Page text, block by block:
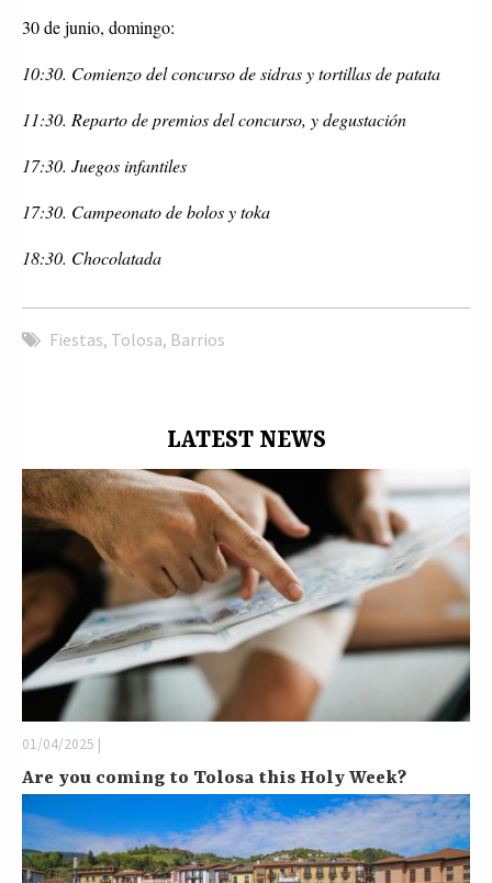
30 de junio, domingo:
10:30. Comienzo del concurso de sidras y tortillas de patata
11:30. Reparto de premios del concurso, y degustación
17:30. Juegos infantiles
17:30. Campeonato de bolos y toka
18:30. Chocolatada
Fiestas, Tolosa, Barrios
LATEST NEWS
01/04/2025 |
Are you coming to Tolosa this Holy Week?